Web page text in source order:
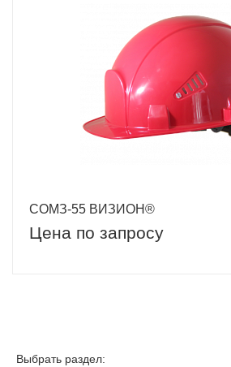
СОМЗ-55 ВИЗИОН®
Цена по запросу
Выбрать раздел: